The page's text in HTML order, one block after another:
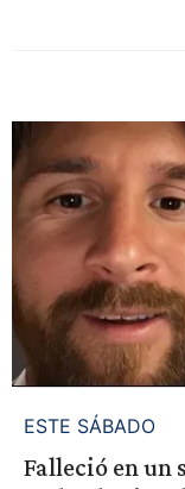
ESTE SÁBADO
Falleció en un